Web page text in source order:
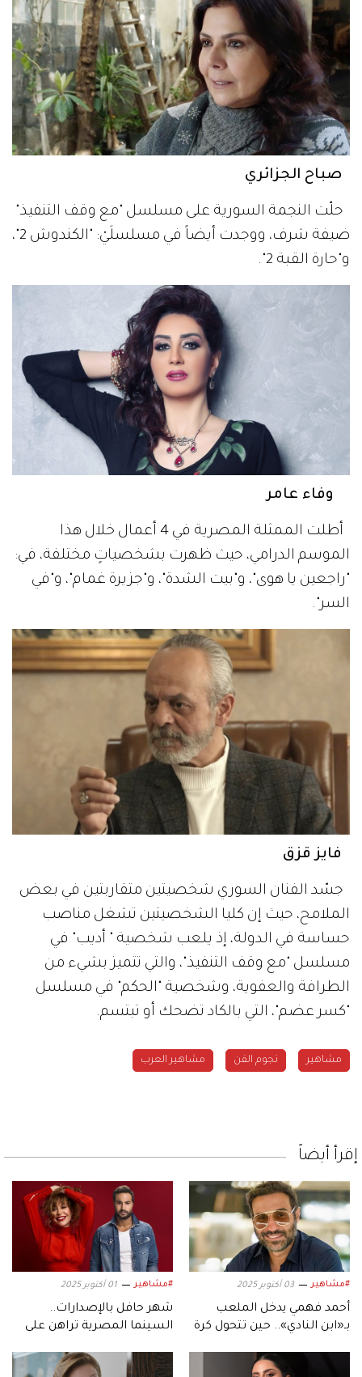
صباح الجزائري
حلّت النجمة السورية على مسلسل "مع وقف التنفيذ"
ضيفة شرف، ووجدت أيضاً في مسلسلَيْ: "الكندوش 2"،
و"حارة القبة 2".
وفاء عامر
أطلت الممثلة المصرية في 4 أعمال خلال هذا
الموسم الدرامي، حيث ظهرت بشخصياتٍ مختلفة، في:
"راجعين يا هوى"، و"بيت الشدة"، و"جزيرة غمام"، و"في
السر".
فايز قزق
جسّد الفنان السوري شخصيتين متقاربتين في بعض
الملامح، حيث إن كليا الشخصيتين تشغل مناصب
حساسة في الدولة، إذ يلعب شخصية " أديب" في
مسلسل "مع وقف التنفيذ"، والتي تتميز بشيء من
الطرافة والعفوية، وشخصية "الحكم" في مسلسل
"كسر عضم"، التي بالكاد تضحك أو تبتسم.
مشاهير نجوم الفن مشاهير العرب
إقرأ أيضاً
#مشاهير 03 أكتوبر 2025
أحمد فهمي يدخل الملعب
بـ«ابن النادي».. حين تتحول كرة
#مشاهير 01 أكتوبر 2025
شهر حافل بالإصدارات..
السينما المصرية تراهن على